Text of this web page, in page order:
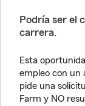
Podría ser el
carrera.
Esta
empleo con un
pide una
Farm y NO